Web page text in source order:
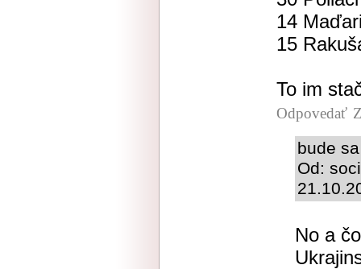
14
15
To im
Odpovedať
bude
Od:
No a